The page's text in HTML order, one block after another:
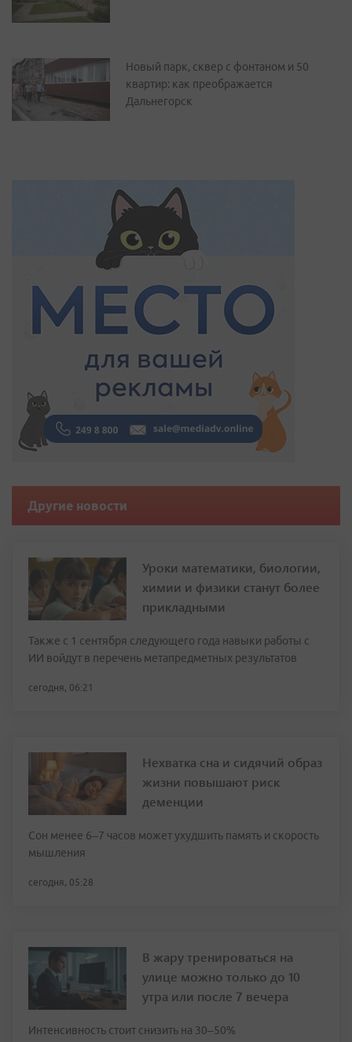
Новый парк, сквер с фонтаном и 50
квартир: как преображается
Дальнегорск
Другие новости
Уроки математики, биологии,
химии и физики станут более
прикладными
Также с 1 сентября следующего года навыки работы с
ИИ войдут в перечень метапредметных результатов
сегодня, 06:21
Нехватка сна и сидячий образ
жизни повышают риск
деменции
Сон менее 6–7 часов может ухудшить память и скорость
мышления
сегодня, 05:28
В жару тренироваться на
улице можно только до 10
утра или после 7 вечера
Интенсивность стоит снизить на 30–50%